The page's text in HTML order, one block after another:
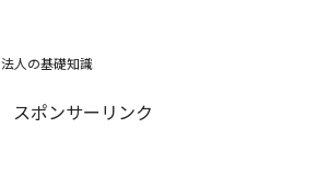
法人の基礎知識
スポンサーリンク